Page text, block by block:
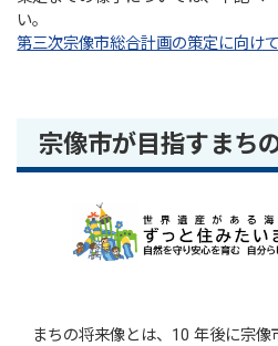
い。
第三次宗像市総合計画の策定に向け
宗像市が目指すまち
まちの将来像とは、10 年後に宗像